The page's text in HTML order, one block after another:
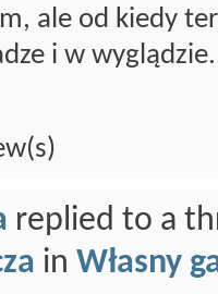
ale od kiedy
i w
replied to a
in Własny